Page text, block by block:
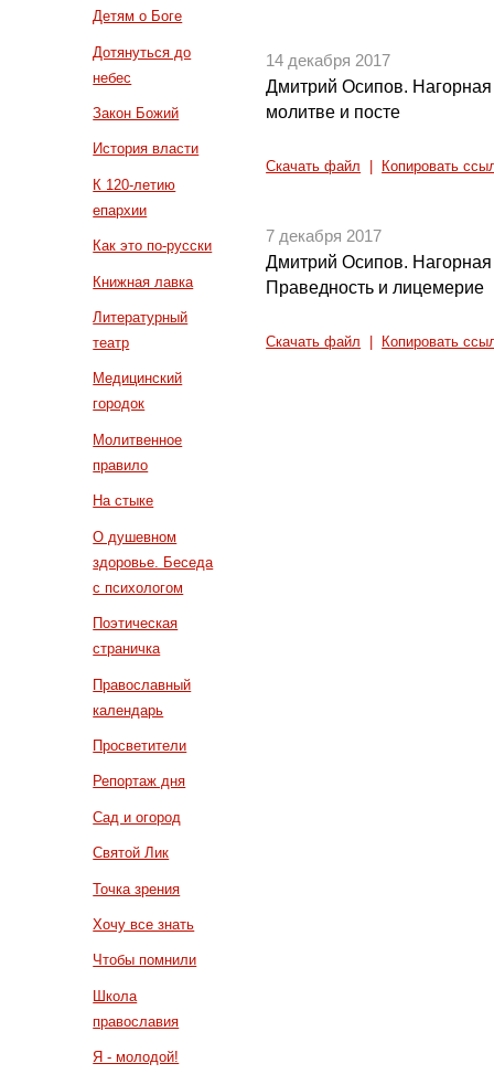
Детям о Боге
Дотянуться до
небес
Закон Божий
История власти
К 120-летию
епархии
Как это по-русски
Книжная лавка
Литературный
театр
Медицинский
городок
Молитвенное
правило
На стыке
О душевном
здоровье. Беседа
с психологом
Поэтическая
страничка
Православный
календарь
Просветители
Репортаж дня
Сад и огород
Святой Лик
Точка зрения
Хочу все знать
Чтобы помнили
Школа
православия
Я - молодой!
14 декабря 2017
Дмитрий Осипов.
молитве и посте
Скачать файл Копировать
7 декабря 2017
Дмитрий Осипов.
Праведность и лицемерие
Скачать файл Копировать